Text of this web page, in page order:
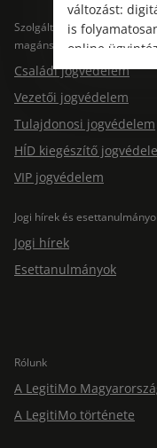
Szolgáltatások
magánszemélyeknek
Családi jogvédelem
Vezetői jogvédelem
Tulajdonosi jogvédelem
HÍD kiegészítő
VIP jogvédelem
Jogi hírek és
Jogi hírek
Esettanulmányok
Rólunk
A LegitiMo
A LegitiMo története
változást:
is
online
változatlanul